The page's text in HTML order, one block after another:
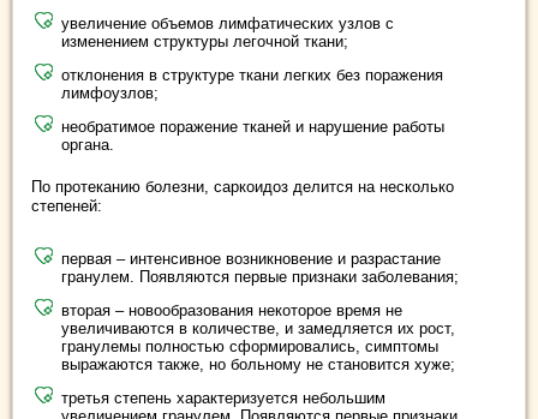
увеличение объемов лимфатических узлов с
изменением структуры легочной ткани;
отклонения в структуре ткани легких без поражения
лимфоузлов;
необратимое поражение тканей и нарушение работы
органа.
По протеканию болезни, саркоидоз делится на несколько
степеней:
первая – интенсивное возникновение и разрастание
гранулем. Появляются первые признаки заболевания;
вторая – новообразования некоторое время не
увеличиваются в количестве, и замедляется их рост,
гранулемы полностью сформировались, симптомы
выражаются также, но больному не становится хуже;
третья степень характеризуется небольшим